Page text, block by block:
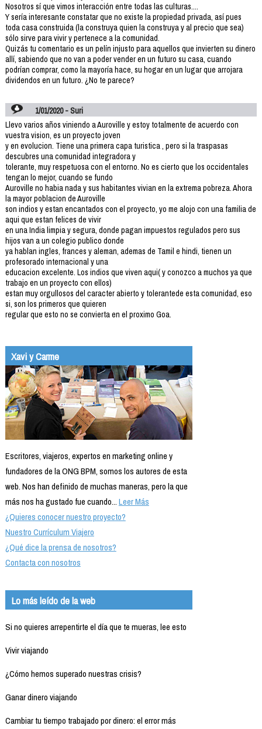
Nosotros sí que vimos interacción entre todas las culturas....
Y sería interesante constatar que no existe la propiedad privada, así pues
toda casa construida (la construya quien la construya y al precio que sea)
sólo sirve para vivir y pertenece a la comunidad.
Quizás tu comentario es un pelín injusto para aquellos que invierten su dinero
allí, sabiendo que no van a poder vender en un futuro su casa, cuando
podrían comprar, como la mayoría hace, su hogar en un lugar que arrojara
dividendos en un futuro. ¿No te parece?
1/01/2020 - Suri
Llevo varios años viniendo a Auroville y estoy totalmente de acuerdo con
vuestra vision, es un proyecto joven
y en evolucion. Tiene una primera capa turistica , pero si la traspasas
descubres una comunidad integradora y
tolerante, muy respetuosa con el entorno. No es cierto que los occidentales
tengan lo mejor, cuando se fundo
Auroville no habia nada y sus habitantes vivian en la extrema pobreza. Ahora
la mayor poblacion de Auroville
son indios y estan encantados con el proyecto, yo me alojo con una familia de
aqui que estan felices de vivir
en una India limpia y segura, donde pagan impuestos regulados pero sus
hijos van a un colegio publico donde
ya hablan ingles, frances y aleman, ademas de Tamil e hindi, tienen un
profesorado internacional y una
educacion excelente. Los indios que viven aqui( y conozco a muchos ya que
trabajo en un proyecto con ellos)
estan muy orgullosos del caracter abierto y tolerantede esta comunidad, eso
si, son los primeros que quieren
regular que esto no se convierta en el proximo Goa.
Xavi y Carme
Escritores, viajeros, expertos en marketing online y
fundadores de la ONG BPM, somos los autores de esta
web. Nos han definido de muchas maneras, pero la que
más nos ha gustado fue cuando...Leer Más
¿Quieres conocer nuestro proyecto?
Nuestro Currículum Viajero
¿Qué dice la prensa de nosotros?
Contacta con nosotros
Lo más leído de la web
Si no quieres arrepentirte el día que te mueras, lee esto
Vivir viajando
¿Cómo hemos superado nuestras crisis?
Ganar dinero viajando
Cambiar tu tiempo trabajado por dinero: el error más